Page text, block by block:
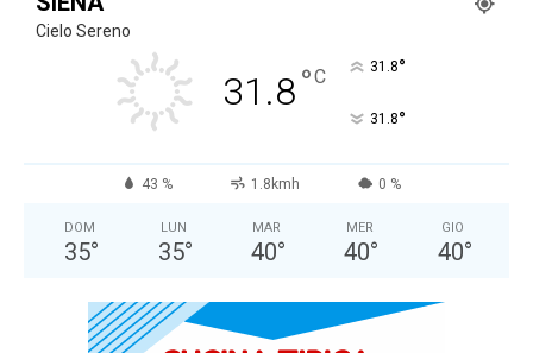
Cielo Sereno
31.8°C 31.8°
31.8°
43 % 1.8kmh 0 %
DOM
35°
LUN
35°
MAR
40°
MER
40°
GIO
40°